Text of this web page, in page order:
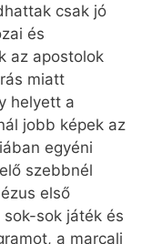
csak jó
és
az apostolok
miatt
helyett a
jobb képek az
egyéni
szebbnél
első
sok játék és
a marcali